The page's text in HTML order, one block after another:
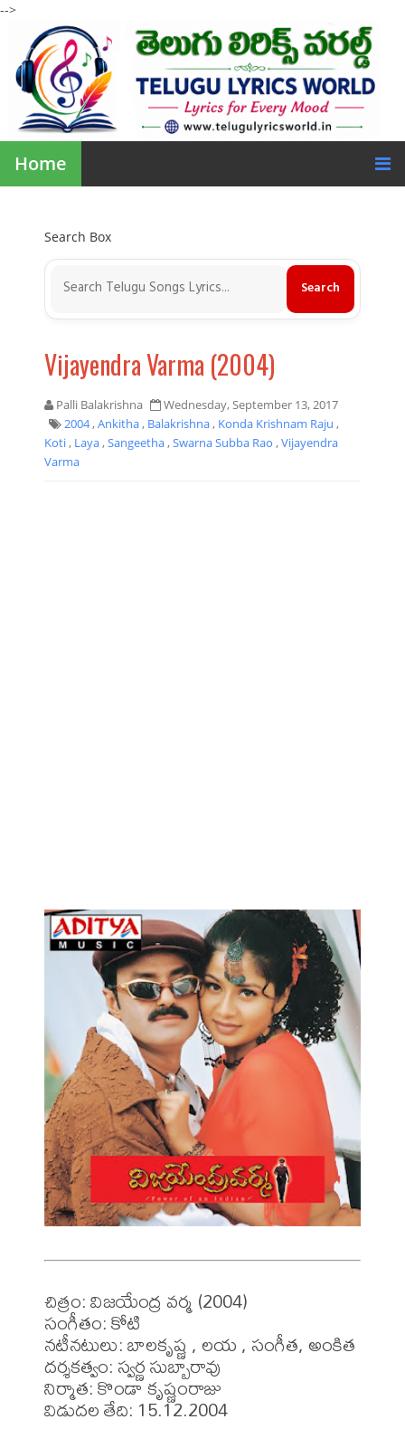
-->
Home
Search Box
Vijayendra Varma (2004)
Palli Balakrishna
Wednesday, September 13, 2017
2004,Ankitha, Balakrishna, Konda Krishnam Raju ,
Koti, Laya,Sangeetha,Swarna Subba Rao ,Vijayendra
Varma
చిత్రం: విజయేంద్ర వర్మ (2004)
సంగీతం: కోటి
నటీనటులు: బాలకృష్ణ , లయ , సంగీత, అంకిత
దర్శకత్వం: స్వర్ణ సుబ్బారావు
నిర్మాత: కొండా కృష్ణంరాజు
విడుదల తేది: 15.12.2004